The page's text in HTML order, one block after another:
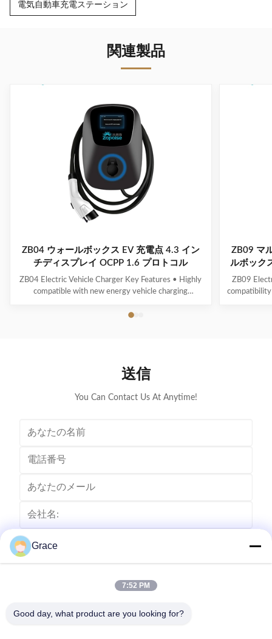
電気自動車充電ステーション
関連製品
ZB04 ウォールボックス EV 充電点 4.3 イン
チディスプレイ OCPP 1.6 プロトコル
ZB04 Electric Vehicle Charger Key Features • Highly
compatible with new energy vehicle charging
with real-time voltage/current monitoring and precise
ZB09 マ
ルボック
ZB09
送信
You Can Contact Us At Anytime!
送りなさい
Grace
7:52 PM
Good day, what product are you looking for?